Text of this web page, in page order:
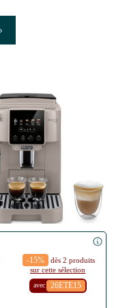
-15%
dès 2 produits
sur cette sélection
avec 26ETE15